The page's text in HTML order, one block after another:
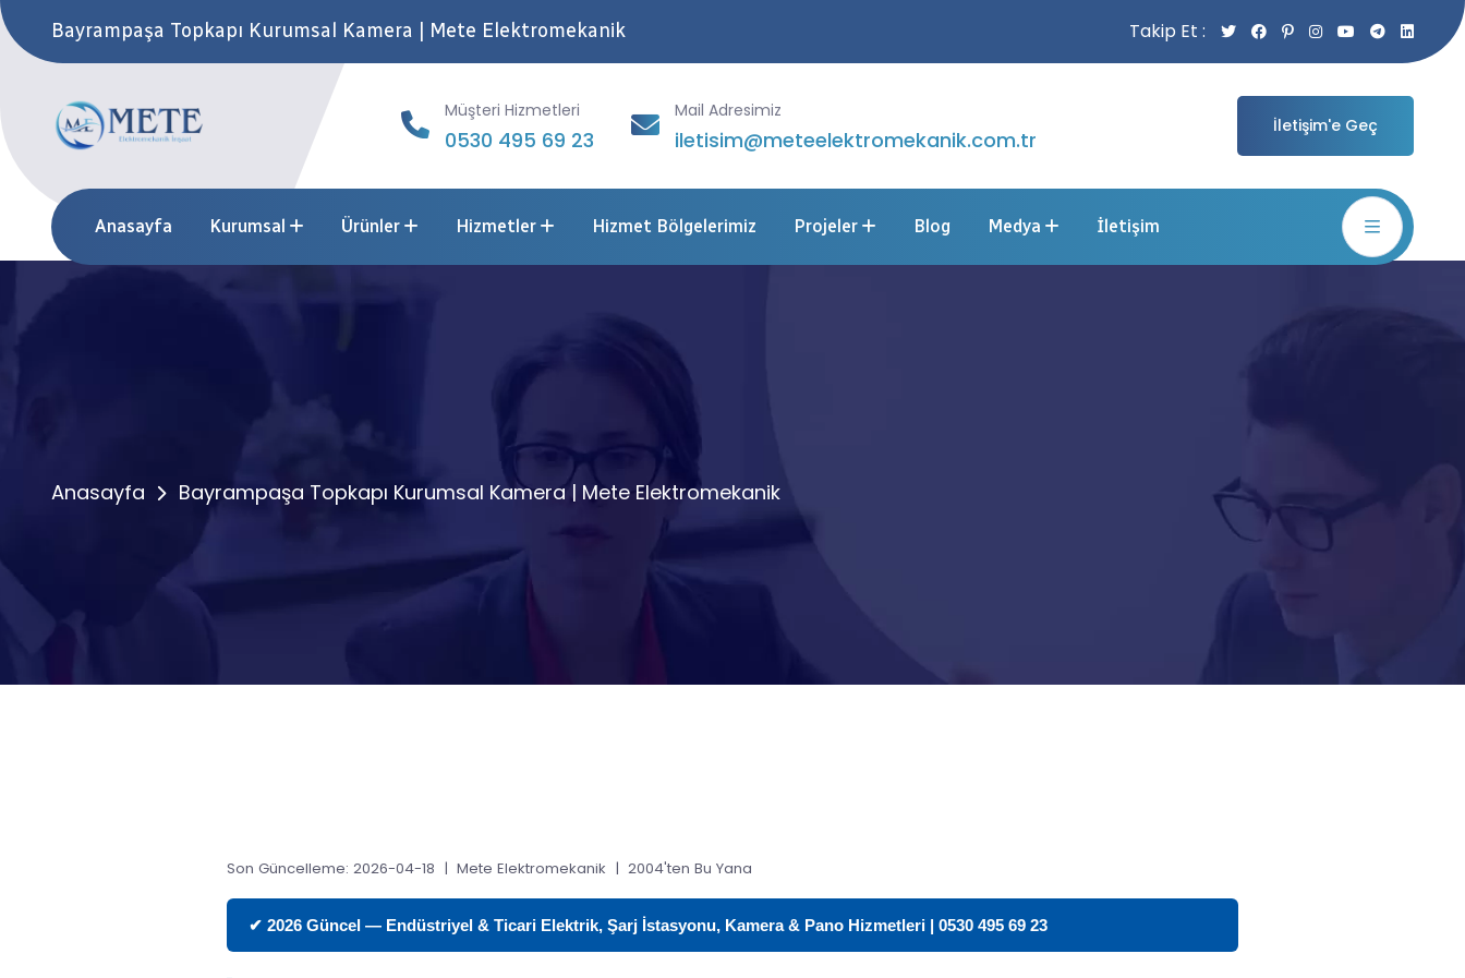
Bayrampaşa Topkapı Kurumsal Kamera | Mete Elektromekanik Takip Et :
Müşteri Hizmetleri
0530 495 69 23
Mail Adresimiz
iletisim@meteelektromekanik.com.tr
İletişim'e Geç
Anasayfa Kurumsal Ürünler Hizmetler Hizmet Bölgelerimiz Projeler Blog Medya İletişim
Anasayfa Bayrampaşa Topkapı Kurumsal Kamera | Mete Elektromekanik
Son Güncelleme: 2026-04-18 | Mete Elektromekanik | 2004'ten Bu Yana
✔ 2026 Güncel — Endüstriyel & Ticari Elektrik, Şarj İstasyonu, Kamera & Pano Hizmetleri | 0530 495 69 23